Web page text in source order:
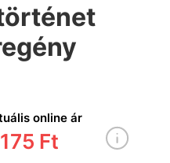
online ár
Ft